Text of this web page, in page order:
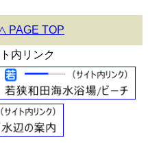
PAGE TOP
内リンク